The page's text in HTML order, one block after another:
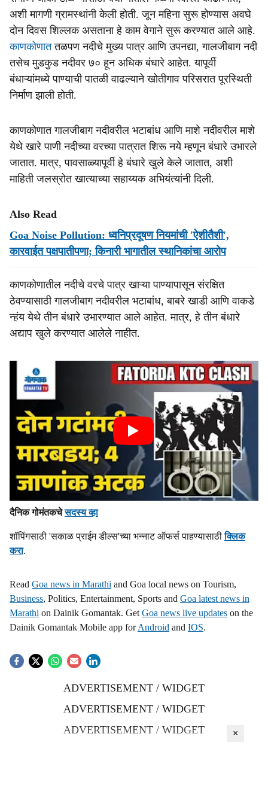
अशी मागणी ग्रामस्थांनी केली होती. जून महिना सुरू होण्यास अवघे
दोन दिवस शिल्लक असताना हे काम वेगाने सुरू करण्यात आले आहे.
काणकोणाततळपण नदीचे मुख्य पात्र आणि उपनद्या, गालजीबाग नदी
तसेच मुडकुड नदीवर ७० हून अधिक बंधारे आहेत. यापूर्वी
बंधाऱ्यांमध्ये पाण्याची पातळी वाढल्याने खोतीगाव परिसरात पूरस्थिती
निर्माण झाली होती.
काणकोणात गालजीबाग नदीवरील भटाबांध आणि माशे नदीवरील माशे
येथे खारे पाणी नदीच्या वरच्या पात्रात शिरू नये म्हणून बंधारे उभारले
जातात. मात्र, पावसाळ्यापूर्वी हे बंधारे खुले केले जातात, अशी
माहिती जलस्रोत खात्याच्या सहाय्यक अभियंत्यांनी दिली.
Also Read
Goa Noise Pollution: ध्वनिप्रदूषण नियमांची 'ऐशीतैशी',
कारवाईत पक्षपातीपणा; किनारी भागातील स्थानिकांचा आरोप
काणकोणातील नदीचे वरचे पात्र खाऱ्या पाण्यापासून संरक्षित
ठेवण्यासाठी गालजीबाग नदीवरील भटाबांध, बाबरे खाडी आणि वाकडे
न्हंय येथे तीन बंधारे उभारण्यात आले आहेत. मात्र, हे तीन बंधारे
अद्याप खुले करण्यात आलेले नाहीत.
दैनिक गोमंतकचेसदस्य व्हा
शॉपिंगसाठी 'सकाळ प्राईम डील्स'च्या भन्नाट ऑफर्स पाहण्यासाठीक्लिक
करा.
Read Goa news in Marathi and Goa local news on Tourism,
Business, Politics, Entertainment, Sports and Goa latest news in
Marathi on Dainik Gomantak. Get Goa news live updates on the
Dainik Gomantak Mobile app forAndroid and IOS.
ADVERTISEMENT / WIDGET
ADVERTISEMENT / WIDGET
ADVERTISEMENT / WIDGET
×